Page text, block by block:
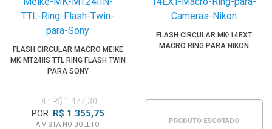
FLASH CIRCULAR MACRO MEIKE
MK-MT24IIS TTL RING FLASH TWIN
PARA SONY
DE: R$ 1.477,30
POR: R$ 1.355,75
À VISTA NO BOLETO
FLASH CIRCULAR MK-14EXT
MACRO RING PARA NIKON
PRODUTO ESGOTADO